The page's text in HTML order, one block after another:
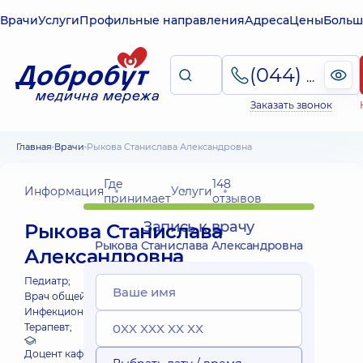
ВрачиУслугиПрофильные направленияАдресаЦены
(044) 495-2-888
Заказать звонок
Главная Врачи Рыкова Станислава Александровна
ИнформацияГде
принимаетУслуги148
отзывов
Рыкова Станислава
Александровна
Педиатр;
Врач общей практики - семейный врач;
Инфекционист;Инфекционист детский;
Терапевт;
Доцент кафедри загальної медицини Академії
Запись к врачу
Рыкова Станислава Александровна